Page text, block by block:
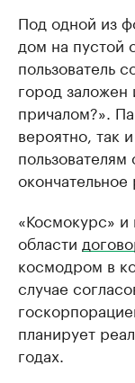
Под одной из
дом на пустой
пользователь
город
причалом?».
вероятно, так
пользователям
«Космокурс» и
области
космодром в
случае
планирует
годах.